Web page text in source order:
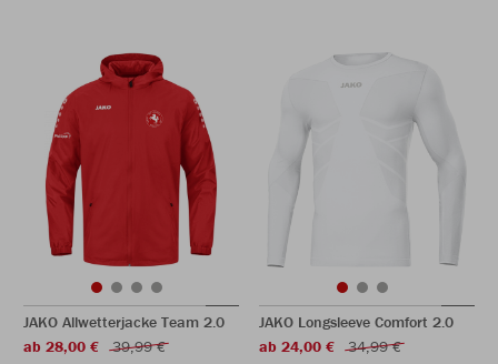
JAKO Allwetterjacke Team 2.0
ab 28,00 €
39,99 €
JAKO Longsleeve Comfort 2.0
ab 24,00 €
34,99 €